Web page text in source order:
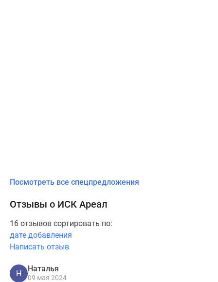
Посмотреть все спецпредложения
Отзывы о ИСК Ареал
16 отзывов сортировать по:
дате добавления
Написать отзыв
Н
Наталья
09 мая 2024